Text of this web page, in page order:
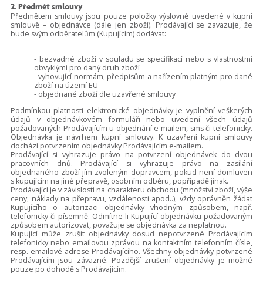
2. Předmět smlouvy
Předmětem smlouvy jsou pouze položky výslovně uvedené v kupní
smlouvě – objednávce (dále jen zboží). Prodávající se zavazuje, že
bude svým odběratelům (Kupujícím) dodávat:
- bezvadné zboží v souladu se specifikací nebo s vlastnostmi
obvyklými pro daný druh zboží
- vyhovující normám, předpisům a nařízením platným pro dané
zboží na území EU
- objednané zboží dle uzavřené smlouvy
Podmínkou platnosti elektronické objednávky je vyplnění veškerých
údajů v objednávkovém formuláři nebo uvedení všech údajů
požadovaných Prodávajícím u objednání e-mailem, sms či telefonicky.
Objednávka je návrhem kupní smlouvy. K uzavření kupní smlouvy
dochází potvrzením objednávky Prodávajícím e-mailem.
Prodávající si vyhrazuje právo na potvrzení objednávek do dvou
pracovních dnů. Prodávající si vyhrazuje právo na zasílání
objednaného zboží jím zvoleným dopravcem, pokud není domluven
s kupujícím na jiné přepravě, osobním odběru, popřípadě jinak.
Prodávající je v závislosti na charakteru obchodu (množství zboží, výše
ceny, náklady na přepravu, vzdálenosti apod..), vždy oprávněn žádat
Kupujícího o autorizaci objednávky vhodným způsobem, např.
telefonicky či písemně. Odmítne-li Kupující objednávku požadovaným
způsobem autorizovat, považuje se objednávka za neplatnou.
Kupující může zrušit objednávky dosud nepotvrzené Prodávajícím
telefonicky nebo emailovou zprávou na kontaktním telefonním čísle,
resp. emailové adrese Prodávajícího. Všechny objednávky potvrzené
Prodávajícím jsou závazné. Pozdější zrušení objednávky je možné
pouze po dohodě s Prodávajícím.